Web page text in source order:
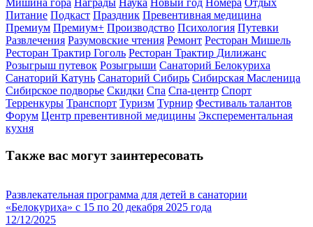
Питание Подкаст Праздник Превентивная медицина
Премиум Премиум+ Производство Психология Путевки
Развлечения Разумовские чтения Ремонт Ресторан Мишель
Ресторан Трактир Гоголь Ресторан Трактир Дилижанс
Розыгрыш путевок Розыгрыши Санаторий Белокуриха
Санаторий Катунь Санаторий Сибирь Сибирская Масленица
Сибирское подворье Скидки Спа Спа-центр Спорт
Терренкуры Транспорт Туризм Турнир Фестиваль талантов
Форум Центр превентивной медицины Эксперементальная
кухня
Также вас могут заинтересовать
Развлекательная программа для детей в санатории
«Белокуриха» с 15 по 20 декабря 2025 года
12/12/2025